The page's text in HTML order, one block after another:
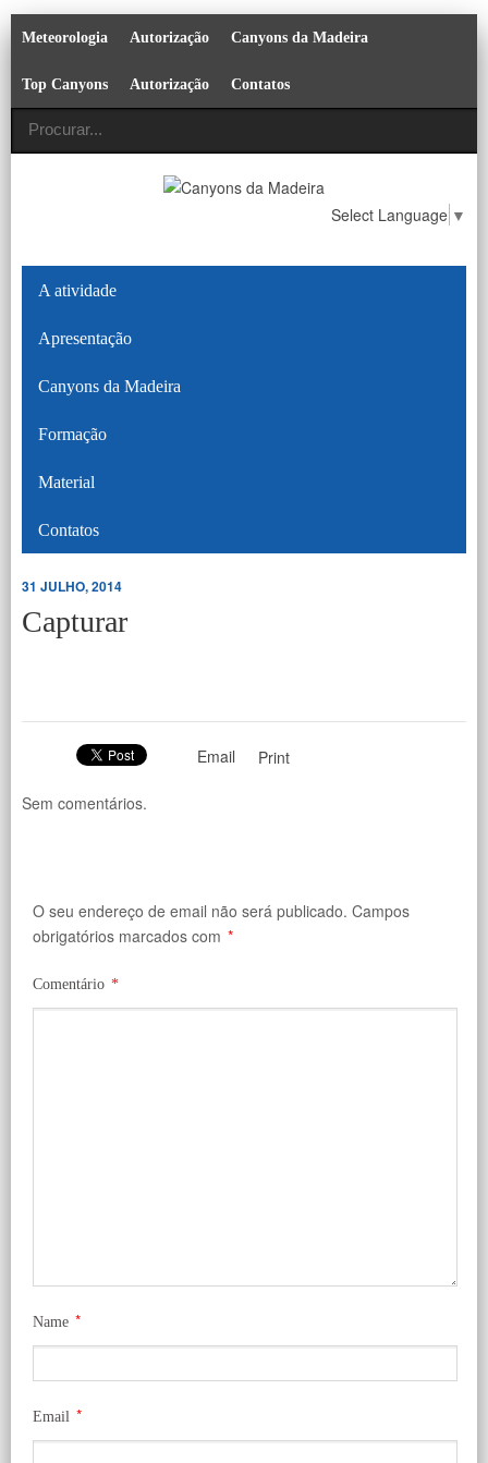
Meteorologia Autorização Canyons da Madeira
Top Canyons Autorização Contatos
Select Language ▼
A atividade
Apresentação
Canyons da Madeira
Formação
Material
Contatos
31 JULHO, 2014
Capturar
Email Print
Sem comentários.
O seu endereço de email não será publicado. Campos
obrigatórios marcados com *
Comentário *
Name *
Email *